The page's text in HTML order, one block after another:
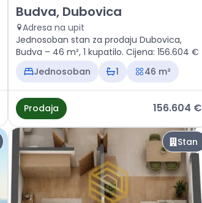
Prodaja - Stan Budva, Dubovica
Budva, Dubovica
Adresa na upit
Jednosoban stan za prodaju Dubovica,
Budva – 46 m², 1 kupatilo. Cijena: 156.604 €
Jednosoban
1 46 m²
Prodaja 156.604 €
Stan